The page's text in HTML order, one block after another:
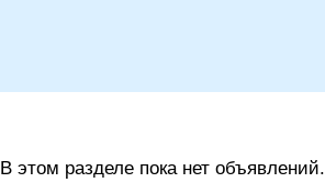
В этом разделе пока нет объявлений.